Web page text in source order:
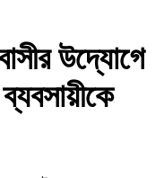
উদ্যোগে